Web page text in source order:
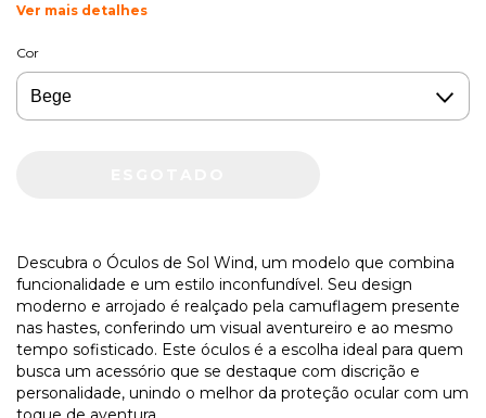
Ver mais detalhes
Cor
Descubra o Óculos de Sol Wind, um modelo que combina
funcionalidade e um estilo inconfundível. Seu design
moderno e arrojado é realçado pela camuflagem presente
nas hastes, conferindo um visual aventureiro e ao mesmo
tempo sofisticado. Este óculos é a escolha ideal para quem
busca um acessório que se destaque com discrição e
personalidade, unindo o melhor da proteção ocular com um